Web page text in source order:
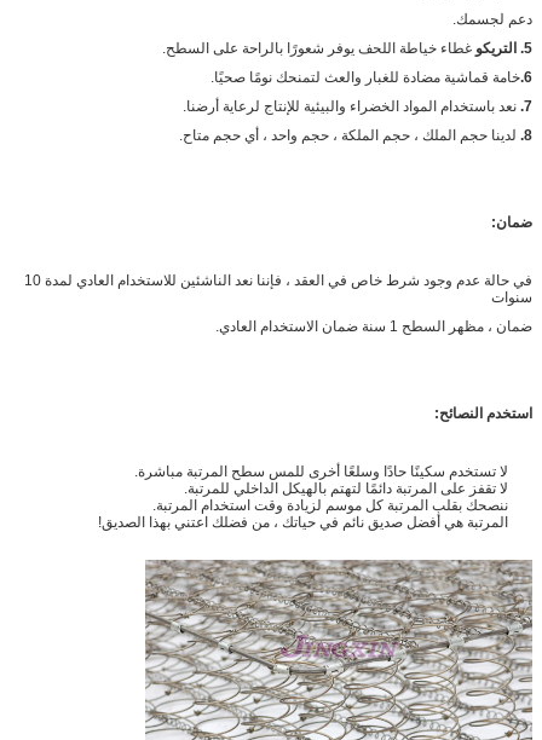
دعم لجسمك.
5. التريكو
غطاء خياطة اللحف يوفر شعورًا بالراحة على السطح.
6. خامة قماشية مضادة للغبار والعث لتمنحك نومًا صحيًا.
7. نعد باستخدام المواد الخضراء والبيئية للإنتاج لرعاية أرضنا.
8. لدينا حجم الملك ، حجم الملكة ، حجم واحد ، أي حجم متاح.
ضمان:
في حالة عدم وجود شرط خاص في العقد ، فإننا نعد الناشئين للاستخدام العادي لمدة 10
سنوات
ضمان ، مظهر السطح 1 سنة ضمان الاستخدام العادي.
استخدم النصائح:
لا تستخدم سكينًا حادًا وسلعًا أخرى للمس سطح المرتبة مباشرة.
لا تقفز على المرتبة دائمًا لتهتم بالهيكل الداخلي للمرتبة.
ننصحك بقلب المرتبة كل موسم لزيادة وقت استخدام المرتبة.
المرتبة هي أفضل صديق نائم في حياتك ، من فضلك اعتني بهذا الصديق!